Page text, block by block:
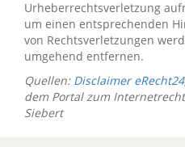
Urheberrechtsverletzung
um einen entsprechenden
von Rechtsverletzungen
umgehend entfernen.
Quellen: Disclaimer eRecht24
dem Portal zum
Siebert